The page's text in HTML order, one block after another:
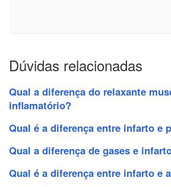
Dúvidas relacionadas
Qual a diferença do relaxante
inflamatório?
Qual é a diferença entre infarto e
Qual a diferença de gases e
Qual é a diferença entre infarto e